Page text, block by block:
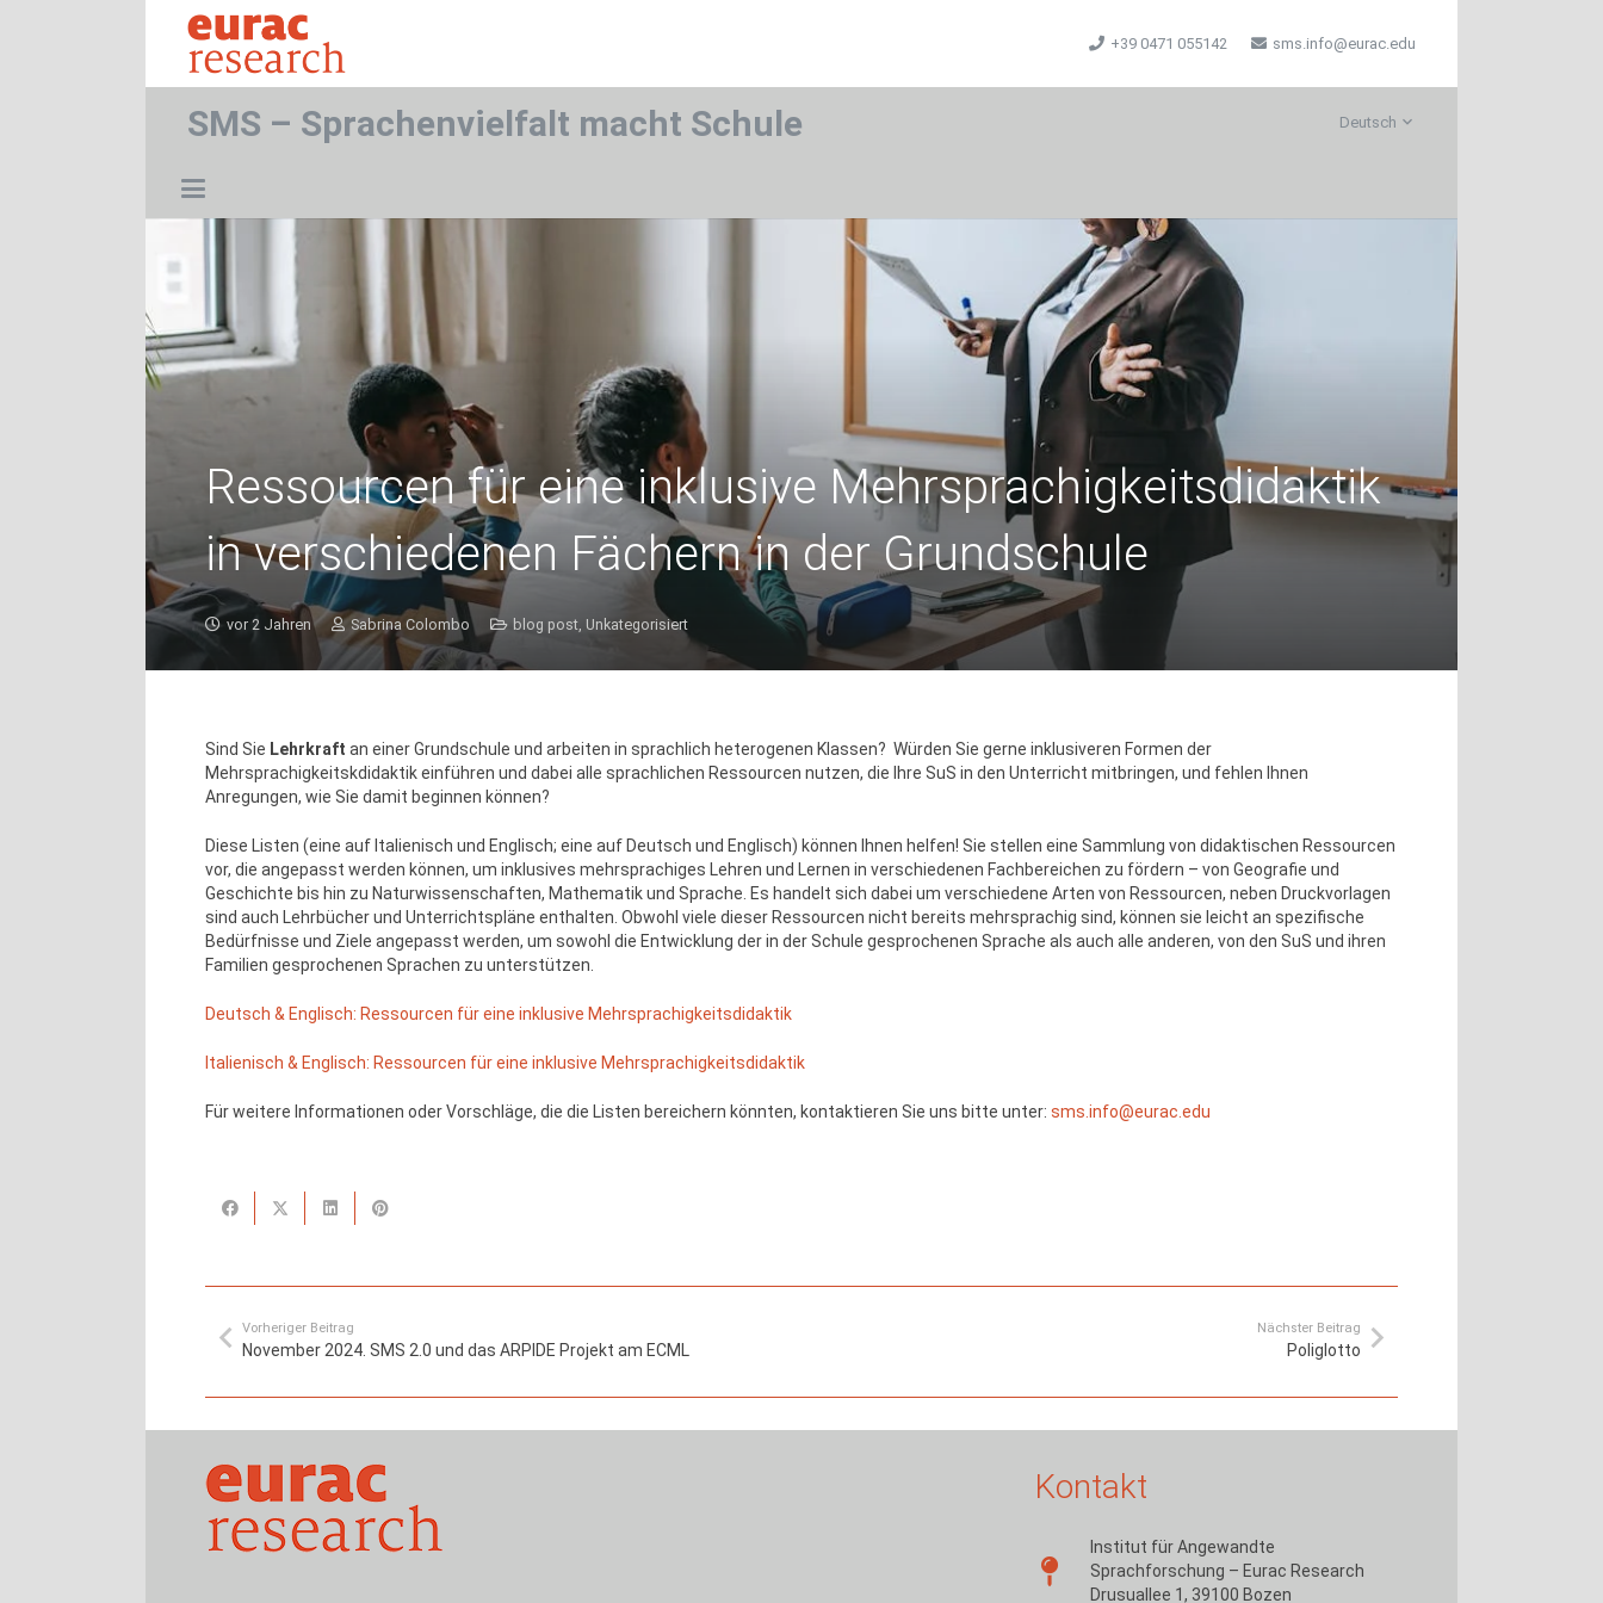
+39 0471 055142 sms.info@eurac.edu
SMS – Sprachenvielfalt macht Schule Deutsch
Ressourcen für eine inklusive Mehrsprachigkeitsdidaktik
in verschiedenen Fächern in der Grundschule
vor 2 Jahren Sabrina Colombo blog post, Unkategorisiert
Sind Sie Lehrkraft an einer Grundschule und arbeiten in sprachlich heterogenen Klassen? Würden Sie gerne inklusiveren Formen der
Mehrsprachigkeitskdidaktik einführen und dabei alle sprachlichen Ressourcen nutzen, die Ihre SuS in den Unterricht mitbringen, und fehlen Ihnen
Anregungen, wie Sie damit beginnen können?
Diese Listen (eine auf Italienisch und Englisch; eine auf Deutsch und Englisch) können Ihnen helfen! Sie stellen eine Sammlung von didaktischen Ressourcen
vor, die angepasst werden können, um inklusives mehrsprachiges Lehren und Lernen in verschiedenen Fachbereichen zu fördern – von Geografie und
Geschichte bis hin zu Naturwissenschaften, Mathematik und Sprache. Es handelt sich dabei um verschiedene Arten von Ressourcen, neben Druckvorlagen
sind auch Lehrbücher und Unterrichtspläne enthalten. Obwohl viele dieser Ressourcen nicht bereits mehrsprachig sind, können sie leicht an spezifische
Bedürfnisse und Ziele angepasst werden, um sowohl die Entwicklung der in der Schule gesprochenen Sprache als auch alle anderen, von den SuS und ihren
Familien gesprochenen Sprachen zu unterstützen.
Deutsch & Englisch: Ressourcen für eine inklusive Mehrsprachigkeitsdidaktik
Italienisch & Englisch: Ressourcen für eine inklusive Mehrsprachigkeitsdidaktik
Für weitere Informationen oder Vorschläge, die die Listen bereichern könnten, kontaktieren Sie uns bitte unter: sms.info@eurac.edu
Vorheriger Beitrag
November 2024. SMS 2.0 und das ARPIDE Projekt am ECML
Nächster Beitrag
Poliglotto
Kontakt
Institut für Angewandte
Sprachforschung – Eurac Research
Drusuallee 1, 39100 Bozen